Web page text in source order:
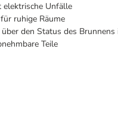
elektrische Unfälle
ruhige Räume
den Status des
Teile